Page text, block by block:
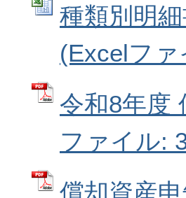
種類別明
(Excelフ
令和8年度
ファイル:
償却資産